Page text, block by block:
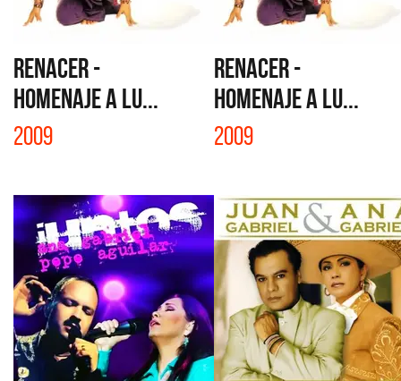
RENACER -
HOMENAJE A LU...
2009
RENACER -
HOMENAJE A LU...
2009